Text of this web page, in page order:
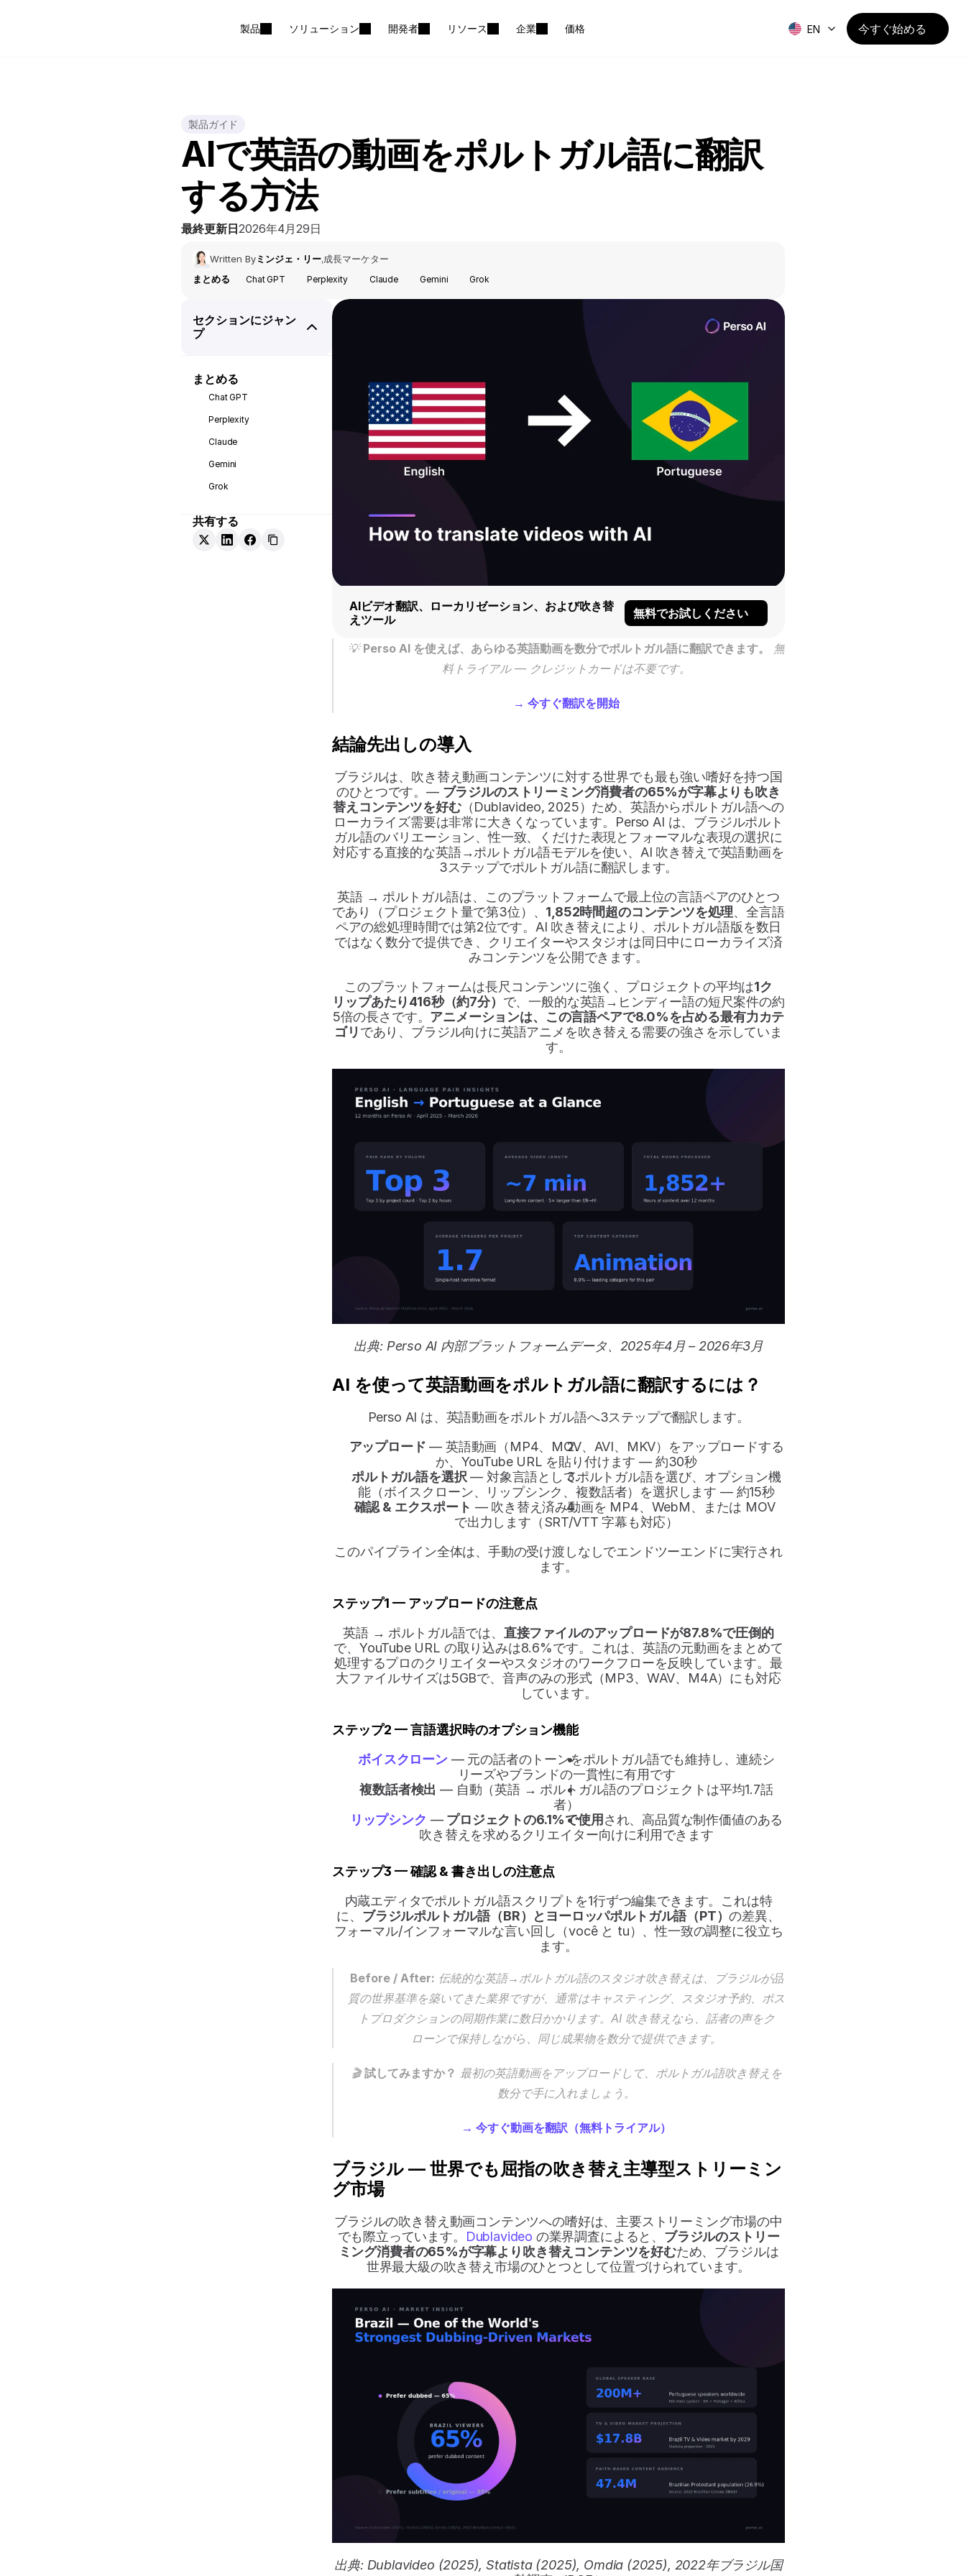
製品 ソリューション 開発者 リソース 企業 価格 EN 今すぐ始める
製品ガイド
AIで英語の動画をポルトガル語に翻訳
する方法
最終更新日2026年4月29日
Written Byミンジェ・リー,成長マーケター
まとめる
Chat GPT Perplexity Claude Gemini Grok
セクションにジャン
プ
まとめる
Chat GPT
Perplexity
Claude
Gemini
Grok
共有する
AIビデオ翻訳、ローカリゼーション、および吹き替
えツール
無料でお試しください
💡 Perso AI を使えば、あらゆる英語動画を数分でポルトガル語に翻訳できます。
無
料トライアル — クレジットカードは不要です。
→ 今すぐ翻訳を開始
結論先出しの導入
ブラジルは、吹き替え動画コンテンツに対する世界でも最も強い嗜好を持つ国
のひとつです。— ブラジルのストリーミング消費者の65%が字幕よりも吹き
替えコンテンツを好む（Dublavideo, 2025）ため、英語からポルトガル語への
ローカライズ需要は非常に大きくなっています。Perso AI は、ブラジルポルト
ガル語のバリエーション、性一致、くだけた表現とフォーマルな表現の選択に
対応する直接的な英語→ポルトガル語モデルを使い、AI 吹き替えで英語動画を
3ステップでポルトガル語に翻訳します。
英語 → ポルトガル語は、このプラットフォームで最上位の言語ペアのひとつ
であり（プロジェクト量で第3位）、 1,852時間超のコンテンツを処理、全言語
ペアの総処理時間では第2位です。AI 吹き替えにより、ポルトガル語版を数日
ではなく数分で提供でき、クリエイターやスタジオは同日中にローカライズ済
みコンテンツを公開できます。
このプラットフォームは長尺コンテンツに強く、プロジェクトの平均は1ク
リップあたり416秒（約7分） で、一般的な英語→ヒンディー語の短尺案件の約
5倍の長さです。 アニメーションは、この言語ペアで8.0%を占める最有力カテ
ゴリ であり、ブラジル向けに英語アニメを吹き替える需要の強さを示していま
す。
出典: Perso AI 内部プラットフォームデータ、2025年4月 – 2026年3月
AI を使って英語動画をポルトガル語に翻訳するには？
Perso AI は、英語動画をポルトガル語へ3ステップで翻訳します。
アップロード — 英語動画（MP4、MOV、AVI、MKV）をアップロードする
か、YouTube URL を貼り付けます — 約30秒
ポルトガル語を選択 — 対象言語としてポルトガル語を選び、オプション機
能（ボイスクローン、リップシンク、複数話者）を選択します — 約15秒
確認 & エクスポート — 吹き替え済み動画を MP4、WebM、または MOV
で出力します（SRT/VTT 字幕も対応）
このパイプライン全体は、手動の受け渡しなしでエンドツーエンドに実行され
ます。
ステップ1 — アップロードの注意点
英語 → ポルトガル語では、 直接ファイルのアップロードが87.8%で圧倒的
で、YouTube URL の取り込みは8.6%です。これは、英語の元動画をまとめて
処理するプロのクリエイターやスタジオのワークフローを反映しています。最
大ファイルサイズは5GBで、音声のみの形式（MP3、WAV、M4A）にも対応
しています。
ステップ2 — 言語選択時のオプション機能
ボイスクローン — 元の話者のトーンをポルトガル語でも維持し、連続シ
リーズやブランドの一貫性に有用です
複数話者検出 — 自動（英語 → ポルトガル語のプロジェクトは平均1.7話
者）
リップシンク — プロジェクトの6.1%で使用され、高品質な制作価値のある
吹き替えを求めるクリエイター向けに利用できます
ステップ3 — 確認 & 書き出しの注意点
内蔵エディタでポルトガル語スクリプトを1行ずつ編集できます。これは特
に、 ブラジルポルトガル語（BR）とヨーロッパポルトガル語（PT）の差異、
フォーマル/インフォーマルな言い回し（você と tu）、性一致の調整に役立ち
ます。
Before / After: 伝統的な英語→ポルトガル語のスタジオ吹き替えは、ブラジルが品
質の世界基準を築いてきた業界ですが、通常はキャスティング、スタジオ予約、ポス
トプロダクションの同期作業に数日かかります。AI 吹き替えなら、話者の声をク
ローンで保持しながら、同じ成果物を数分で提供できます。
🎬 試してみますか？ 最初の英語動画をアップロードして、ポルトガル語吹き替えを
数分で手に入れましょう。
→ 今すぐ動画を翻訳（無料トライアル）
ブラジル — 世界でも屈指の吹き替え主導型ストリーミン
グ市場
ブラジルの吹き替え動画コンテンツへの嗜好は、主要ストリーミング市場の中
でも際立っています。
Dublavideo の業界調査によると、 ブラジルのストリー
ミング消費者の65%が字幕より吹き替えコンテンツを好むため、ブラジルは
世界最大級の吹き替え市場のひとつとして位置づけられています。
出典: Dublavideo (2025), Statista (2025), Omdia (2025), 2022年ブラジル国